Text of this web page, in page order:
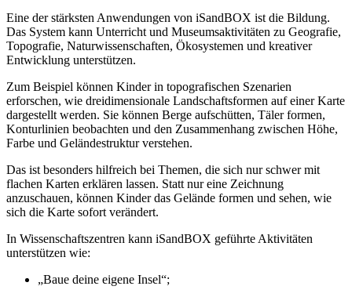
Eine der stärksten Anwendungen von iSandBOX ist die Bildung.
Das System kann Unterricht und Museumsaktivitäten zu Geografie,
Topografie, Naturwissenschaften, Ökosystemen und kreativer
Entwicklung unterstützen.
Zum Beispiel können Kinder in topografischen Szenarien
erforschen, wie dreidimensionale Landschaftsformen auf einer Karte
dargestellt werden. Sie können Berge aufschütten, Täler formen,
Konturlinien beobachten und den Zusammenhang zwischen Höhe,
Farbe und Geländestruktur verstehen.
Das ist besonders hilfreich bei Themen, die sich nur schwer mit
flachen Karten erklären lassen. Statt nur eine Zeichnung
anzuschauen, können Kinder das Gelände formen und sehen, wie
sich die Karte sofort verändert.
In Wissenschaftszentren kann iSandBOX geführte Aktivitäten
unterstützen wie:
„Baue deine eigene Insel“;